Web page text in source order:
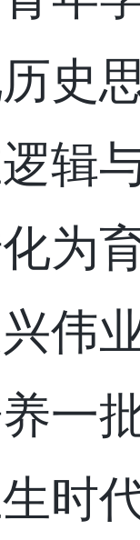
史
辑
为
伟
一
时